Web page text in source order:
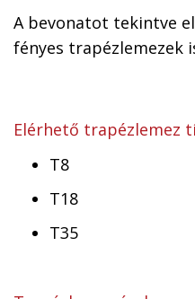
A bevonatot tekintve
fényes trapézlemezek
Elérhető trapézlemez
T8
T18
T35